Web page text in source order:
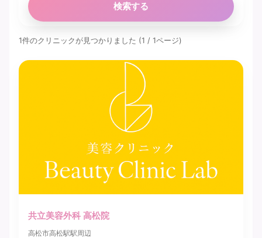
検索する
1件のクリニックが見つかりました (1 / 1ページ)
共立美容外科 高松院
高松市高松駅駅周辺